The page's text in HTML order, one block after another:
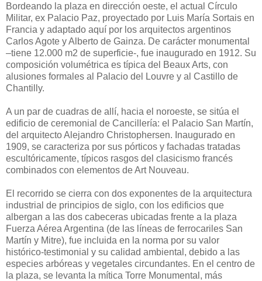
Bordeando la plaza en dirección oeste, el actual Círculo
Militar, ex Palacio Paz, proyectado por Luis María Sortais en
Francia y adaptado aquí por los arquitectos argentinos
Carlos Agote y Alberto de Gainza. De carácter monumental
–tiene 12.000 m2 de superficie-, fue inaugurado en 1912. Su
composición volumétrica es típica del Beaux Arts, con
alusiones formales al Palacio del Louvre y al Castillo de
Chantilly.
A un par de cuadras de allí, hacia el noroeste, se sitúa el
edificio de ceremonial de Cancillería: el Palacio San Martín,
del arquitecto Alejandro Christophersen. Inaugurado en
1909, se caracteriza por sus pórticos y fachadas tratadas
escultóricamente, típicos rasgos del clasicismo francés
combinados con elementos de Art Nouveau.
El recorrido se cierra con dos exponentes de la arquitectura
industrial de principios de siglo, con los edificios que
albergan a las dos cabeceras ubicadas frente a la plaza
Fuerza Aérea Argentina (de las líneas de ferrocariles San
Martín y Mitre), fue incluida en la norma por su valor
histórico-testimonial y su calidad ambiental, debido a las
especies arbóreas y vegetales circundantes. En el centro de
la plaza, se levanta la mítica Torre Monumental, más